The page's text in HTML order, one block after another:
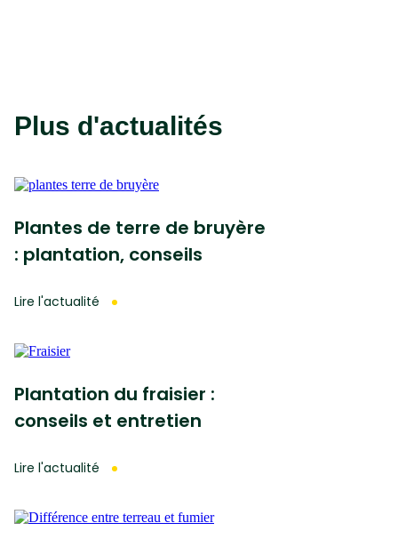
Plus d'actualités
Plantes de terre de bruyère
: plantation, conseils
Lire l'actualité
Plantation du fraisier :
conseils et entretien
Lire l'actualité